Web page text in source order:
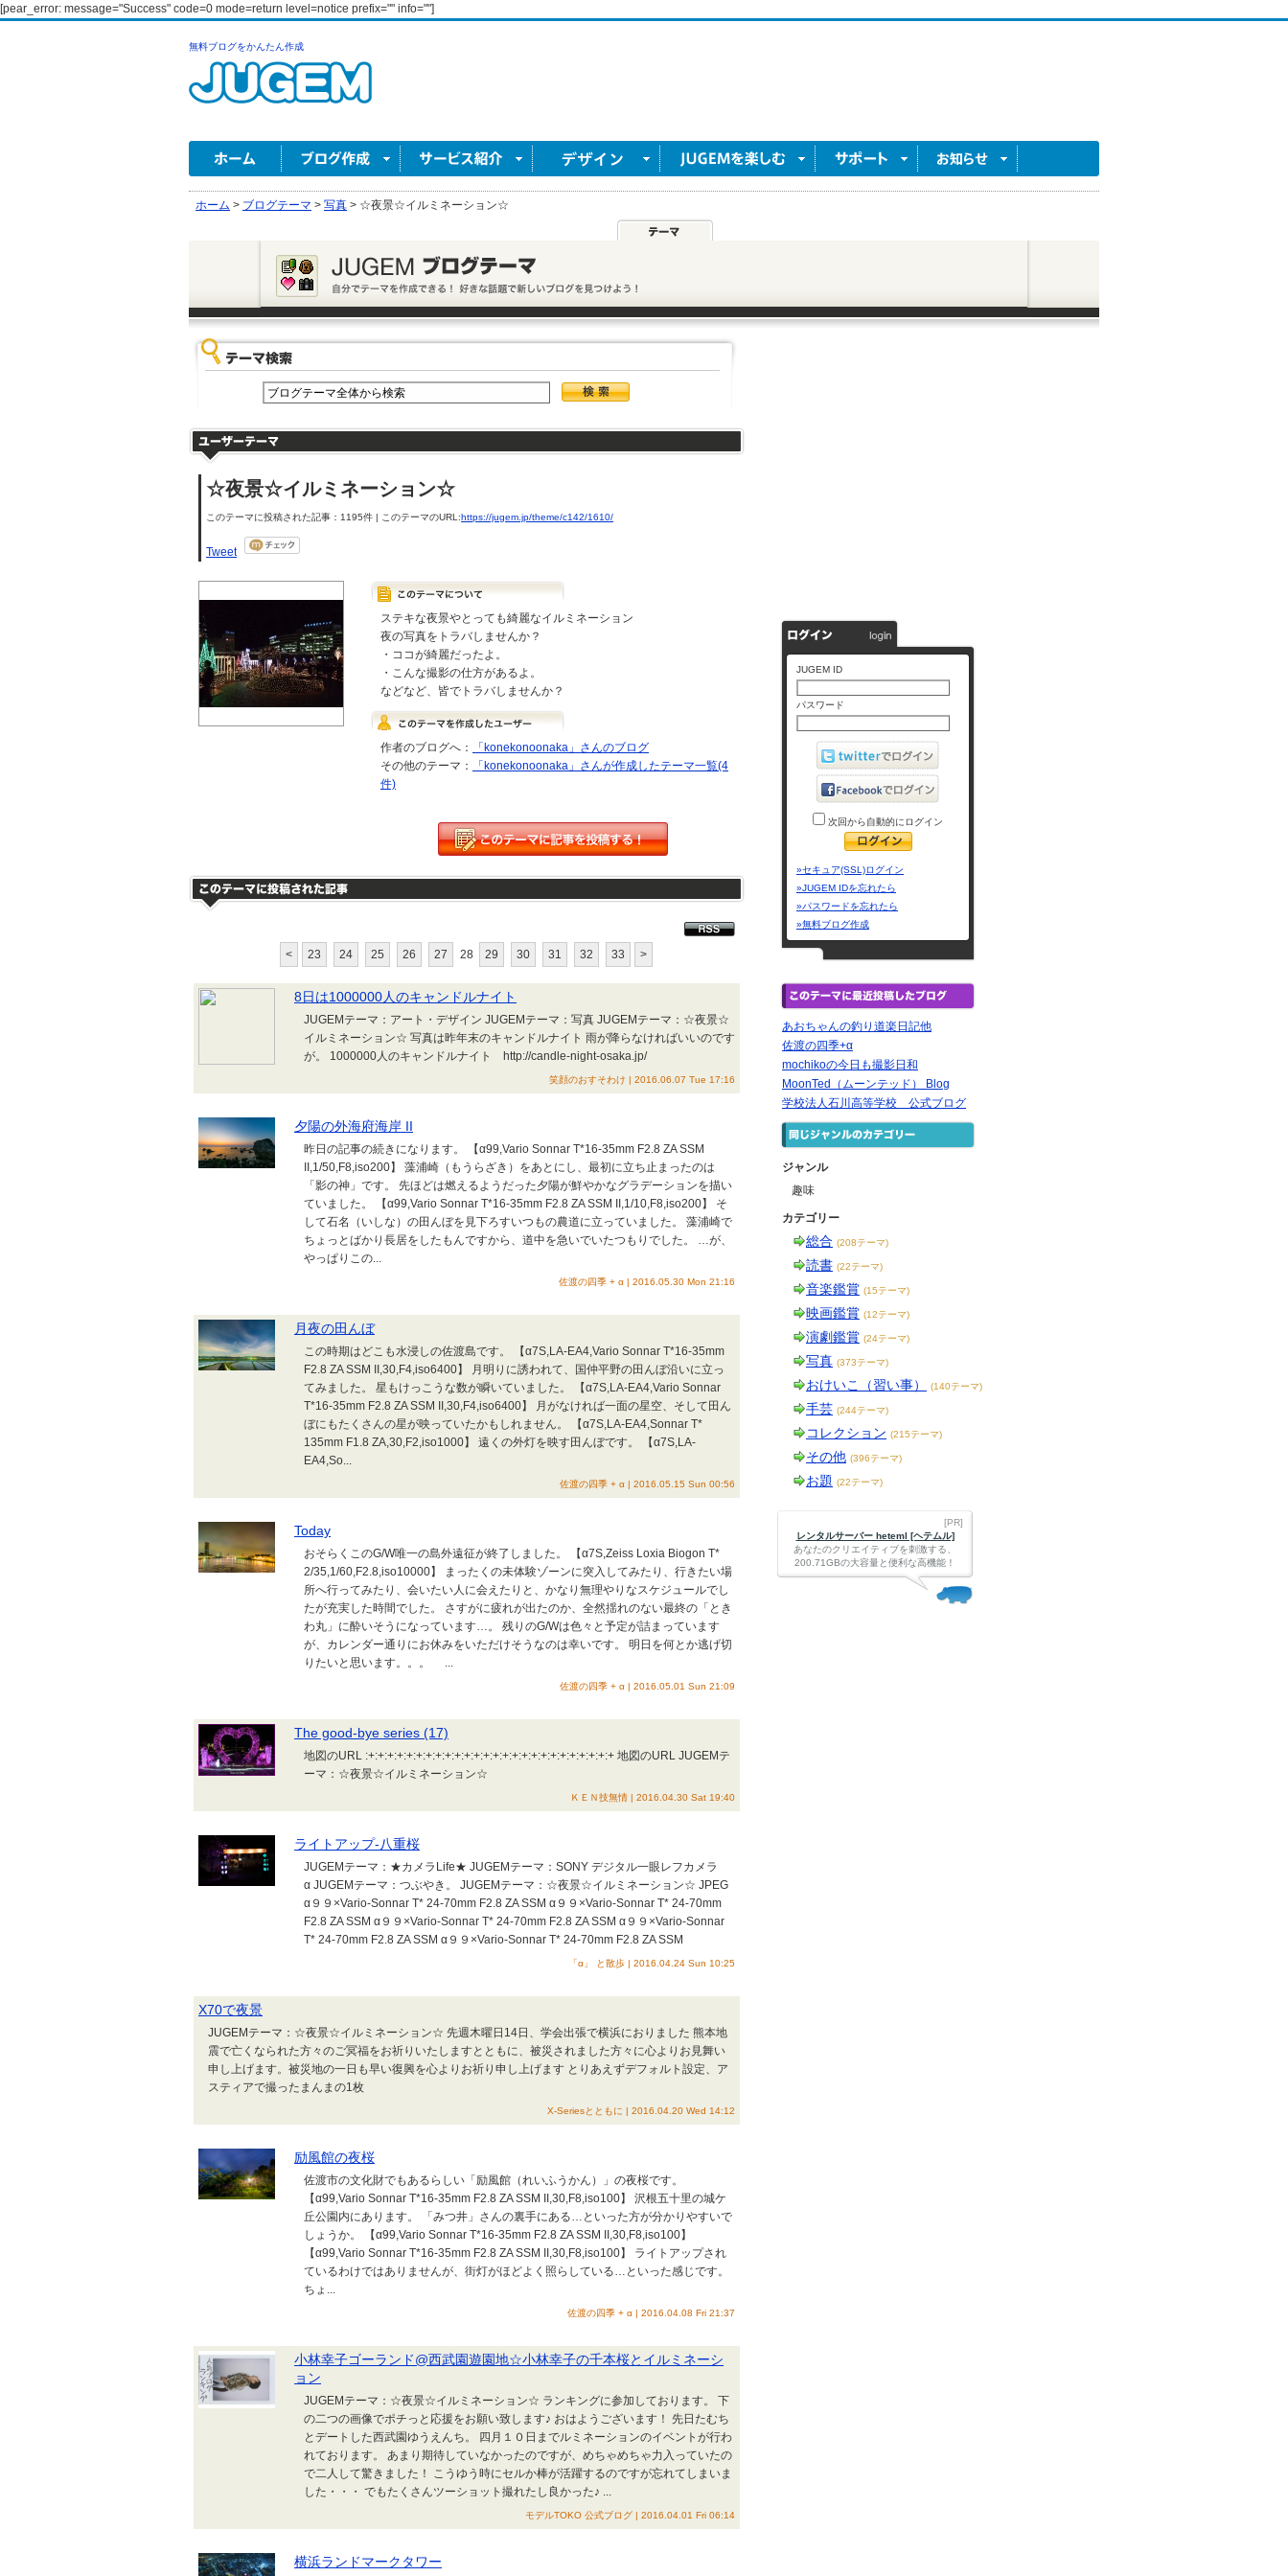
[pear_error: message="Success" code=0 mode=return level=notice prefix="" info=""]
無料ブログをかんたん作成
ホーム > ブログテーマ > 写真 > ☆夜景☆イルミネーション☆
☆夜景☆イルミネーション☆
このテーマに投稿された記事：1195件 | このテーマのURL:https://jugem.jp/theme/c142/1610/
Tweet
ステキな夜景やとっても綺麗なイルミネーション
夜の写真をトラバしませんか？
・ココが綺麗だったよ。
・こんな撮影の仕方があるよ。
などなど、皆でトラバしませんか？
作者のブログへ：
「konekonoonaka」さんのブログ
その他のテーマ：
「konekonoonaka」さんが作成したテーマ一覧(4
件)
< 23 24 25 26 27 28 29 30 31 32 33 >
8日は1000000人のキャンドルナイト
JUGEMテーマ：アート・デザイン JUGEMテーマ：写真 JUGEMテーマ：☆夜景☆
イルミネーション☆ 写真は昨年末のキャンドルナイト 雨が降らなければいいのです
が。 1000000人のキャンドルナイト http://candle-night-osaka.jp/
笑顔のおすそわけ | 2016.06.07 Tue 17:16
夕陽の外海府海岸 II
昨日の記事の続きになります。 【α99,Vario Sonnar T*16-35mm F2.8 ZA SSM
II,1/50,F8,iso200】 藻浦崎（もうらざき）をあとにし、最初に立ち止まったのは
「影の神」です。 先ほどは燃えるようだった夕陽が鮮やかなグラデーションを描い
ていました。 【α99,Vario Sonnar T*16-35mm F2.8 ZA SSM II,1/10,F8,iso200】 そ
して石名（いしな）の田んぼを見下ろすいつもの農道に立っていました。 藻浦崎で
ちょっとばかり長居をしたもんですから、道中を急いでいたつもりでした。 …が、
やっぱりこの...
佐渡の四季 + α | 2016.05.30 Mon 21:16
月夜の田んぼ
この時期はどこも水浸しの佐渡島です。 【α7S,LA-EA4,Vario Sonnar T*16-35mm
F2.8 ZA SSM II,30,F4,iso6400】 月明りに誘われて、国仲平野の田んぼ沿いに立っ
てみました。 星もけっこうな数が瞬いていました。 【α7S,LA-EA4,Vario Sonnar
T*16-35mm F2.8 ZA SSM II,30,F4,iso6400】 月がなければ一面の星空、そして田ん
ぼにもたくさんの星が映っていたかもしれません。 【α7S,LA-EA4,Sonnar T*
135mm F1.8 ZA,30,F2,iso1000】 遠くの外灯を映す田んぼです。 【α7S,LA-
EA4,So...
佐渡の四季 + α | 2016.05.15 Sun 00:56
Today
おそらくこのG/W唯一の島外遠征が終了しました。 【α7S,Zeiss Loxia Biogon T*
2/35,1/60,F2.8,iso10000】 まったくの未体験ゾーンに突入してみたり、行きたい場
所へ行ってみたり、会いたい人に会えたりと、かなり無理やりなスケジュールでし
たが充実した時間でした。 さすがに疲れが出たのか、全然揺れのない最終の「とき
わ丸」に酔いそうになっています…。 残りのG/Wは色々と予定が詰まっています
が、カレンダー通りにお休みをいただけそうなのは幸いです。 明日を何とか逃げ切
りたいと思います。。。 ...
佐渡の四季 + α | 2016.05.01 Sun 21:09
The good-bye series (17)
地図のURL :+:+:+:+:+:+:+:+:+:+:+:+:+:+:+:+:+:+:+:+:+:+:+:+:+:+ 地図のURL JUGEMテ
ーマ：☆夜景☆イルミネーション☆
ＫＥＮ技無情 | 2016.04.30 Sat 19:40
ライトアップ‐八重桜
JUGEMテーマ：★カメラLife★ JUGEMテーマ：SONY デジタル一眼レフカメラ
α JUGEMテーマ：つぶやき。 JUGEMテーマ：☆夜景☆イルミネーション☆ JPEG
α９９×Vario-Sonnar T* 24-70mm F2.8 ZA SSM α９９×Vario-Sonnar T* 24-70mm
F2.8 ZA SSM α９９×Vario-Sonnar T* 24-70mm F2.8 ZA SSM α９９×Vario-Sonnar
T* 24-70mm F2.8 ZA SSM α９９×Vario-Sonnar T* 24-70mm F2.8 ZA SSM
「α」 と散歩 | 2016.04.24 Sun 10:25
X70で夜景
JUGEMテーマ：☆夜景☆イルミネーション☆ 先週木曜日14日、学会出張で横浜におりました 熊本地
震で亡くなられた方々のご冥福をお祈りいたしますとともに、被災されました方々に心よりお見舞い
申し上げます。被災地の一日も早い復興を心よりお祈り申し上げます とりあえずデフォルト設定、ア
スティアで撮ったまんまの1枚
X-Seriesとともに | 2016.04.20 Wed 14:12
励風館の夜桜
佐渡市の文化財でもあるらしい「励風館（れいふうかん）」の夜桜です。
【α99,Vario Sonnar T*16-35mm F2.8 ZA SSM II,30,F8,iso100】 沢根五十里の城ケ
丘公園内にあります。 「みつ井」さんの裏手にある…といった方が分かりやすいで
しょうか。 【α99,Vario Sonnar T*16-35mm F2.8 ZA SSM II,30,F8,iso100】
【α99,Vario Sonnar T*16-35mm F2.8 ZA SSM II,30,F8,iso100】 ライトアップされ
ているわけではありませんが、街灯がほどよく照らしている…といった感じです。
ちょ...
佐渡の四季 + α | 2016.04.08 Fri 21:37
小林幸子ゴーランド@西武園遊園地☆小林幸子の千本桜とイルミネーシ
ョン
JUGEMテーマ：☆夜景☆イルミネーション☆ ランキングに参加しております。 下
の二つの画像でポチっと応援をお願い致します♪ おはようございます！ 先日たむち
とデートした西武園ゆうえんち。 四月１０日までルミネーションのイベントが行わ
れております。 あまり期待していなかったのですが、めちゃめちゃ力入っていたの
で二人して驚きました！ こうゆう時にセルか棒が活躍するのですが忘れてしまいま
した・・・ でもたくさんツーショット撮れたし良かった♪ ...
モデルTOKO 公式ブログ | 2016.04.01 Fri 06:14
横浜ランドマークタワー
JUGEM ID
パスワード
次回から自動的にログイン
»セキュア(SSL)ログイン
»JUGEM IDを忘れたら
»パスワードを忘れたら
»無料ブログ作成
あおちゃんの釣り道楽日記他
佐渡の四季+α
mochikoの今日も撮影日和
MoonTed（ムーンテッド） Blog
学校法人石川高等学校 公式ブログ
ジャンル
趣味
カテゴリー
総合 (208テーマ)
読書 (22テーマ)
音楽鑑賞 (15テーマ)
映画鑑賞 (12テーマ)
演劇鑑賞 (24テーマ)
写真 (373テーマ)
おけいこ（習い事） (140テーマ)
手芸 (244テーマ)
コレクション (215テーマ)
その他 (396テーマ)
お題 (22テーマ)
[PR]
レンタルサーバー heteml [ヘテムル]
あなたのクリエイティブを刺激する、
200.71GBの大容量と便利な高機能！